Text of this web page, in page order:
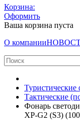
Корзина:
Оформить
Ваша корзина пуста
О компании
Тактические
Фонарь
XP-G2 (S3)